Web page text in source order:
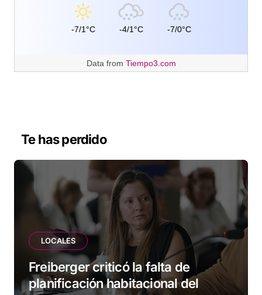
-7/1°C -4/1°C -7/0°C
Data from Tiempo3.com
Te has perdido
LOCALES
Freiberger criticó la falta de
planificación habitacional del